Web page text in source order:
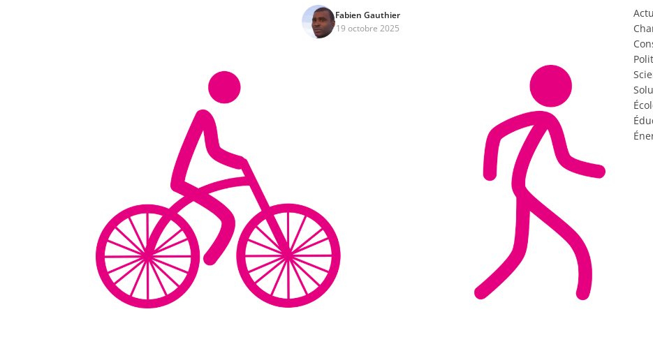
Fabien Gauthier
19 octobre 2025